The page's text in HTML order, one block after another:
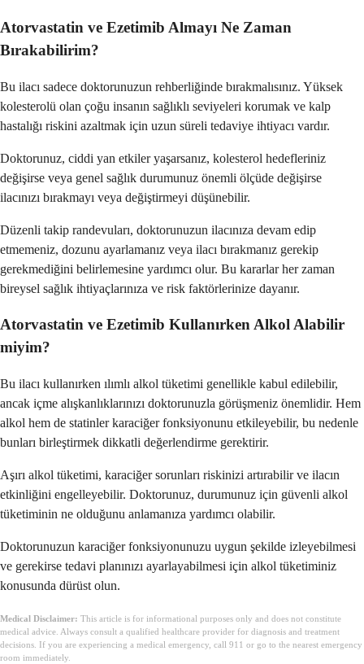
Atorvastatin ve Ezetimib Almayı Ne Zaman
Bırakabilirim?
Bu ilacı sadece doktorunuzun rehberliğinde bırakmalısınız. Yüksek
kolesterolü olan çoğu insanın sağlıklı seviyeleri korumak ve kalp
hastalığı riskini azaltmak için uzun süreli tedaviye ihtiyacı vardır.
Doktorunuz, ciddi yan etkiler yaşarsanız, kolesterol hedefleriniz
değişirse veya genel sağlık durumunuz önemli ölçüde değişirse
ilacınızı bırakmayı veya değiştirmeyi düşünebilir.
Düzenli takip randevuları, doktorunuzun ilacınıza devam edip
etmemeniz, dozunu ayarlamanız veya ilacı bırakmanız gerekip
gerekmediğini belirlemesine yardımcı olur. Bu kararlar her zaman
bireysel sağlık ihtiyaçlarınıza ve risk faktörlerinize dayanır.
Atorvastatin ve Ezetimib Kullanırken Alkol Alabilir
miyim?
Bu ilacı kullanırken ılımlı alkol tüketimi genellikle kabul edilebilir,
ancak içme alışkanlıklarınızı doktorunuzla görüşmeniz önemlidir. Hem
alkol hem de statinler karaciğer fonksiyonunu etkileyebilir, bu nedenle
bunları birleştirmek dikkatli değerlendirme gerektirir.
Aşırı alkol tüketimi, karaciğer sorunları riskinizi artırabilir ve ilacın
etkinliğini engelleyebilir. Doktorunuz, durumunuz için güvenli alkol
tüketiminin ne olduğunu anlamanıza yardımcı olabilir.
Doktorunuzun karaciğer fonksiyonunuzu uygun şekilde izleyebilmesi
ve gerekirse tedavi planınızı ayarlayabilmesi için alkol tüketiminiz
konusunda dürüst olun.
Medical Disclaimer: This article is for informational purposes only and does not constitute
medical advice. Always consult a qualified healthcare provider for diagnosis and treatment
decisions. If you are experiencing a medical emergency, call 911 or go to the nearest emergency
room immediately.